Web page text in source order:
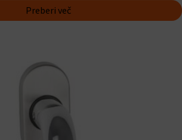
Preberi več